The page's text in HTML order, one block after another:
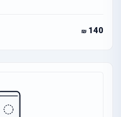
140